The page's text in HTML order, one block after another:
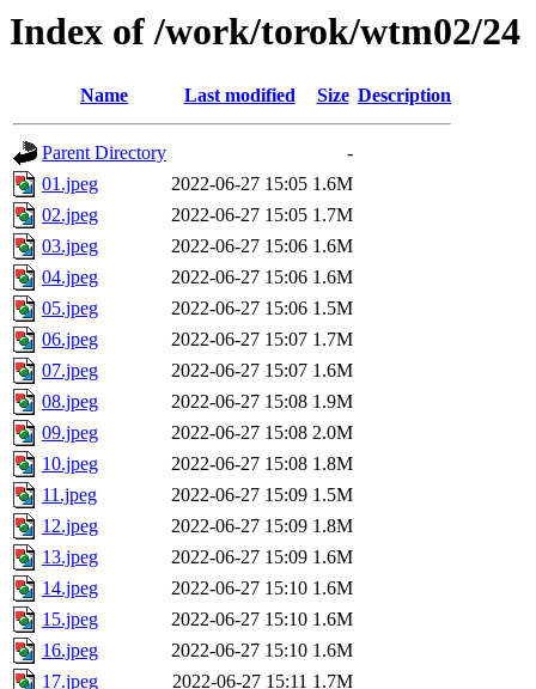
Index of /work/torok/wtm02/24
Name Last modified Size Description
Parent Directory
-
01.jpeg
2022-06-27 15:05 1.6M
02.jpeg
2022-06-27 15:05 1.7M
03.jpeg
2022-06-27 15:06 1.6M
04.jpeg
2022-06-27 15:06 1.6M
05.jpeg
2022-06-27 15:06 1.5M
06.jpeg
2022-06-27 15:07 1.7M
07.jpeg
2022-06-27 15:07 1.6M
08.jpeg
2022-06-27 15:08 1.9M
09.jpeg
2022-06-27 15:08 2.0M
10.jpeg
2022-06-27 15:08 1.8M
11.jpeg
2022-06-27 15:09 1.5M
12.jpeg
2022-06-27 15:09 1.8M
13.jpeg
2022-06-27 15:09 1.6M
14.jpeg
2022-06-27 15:10 1.6M
15.jpeg
2022-06-27 15:10 1.6M
16.jpeg
2022-06-27 15:10 1.6M
17.jpeg
2022-06-27 15:11 1.7M